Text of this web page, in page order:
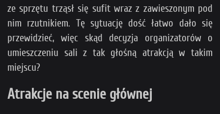
ze sprzętu trząsł się sufit wraz z zawieszonym pod
nim rzutnikiem. Tę sytuację dość łatwo dało się
przewidzieć, więc skąd decyzja organizatorów o
umieszczeniu sali z tak głośną atrakcją w takim
miejscu?
Atrakcje na scenie głównej